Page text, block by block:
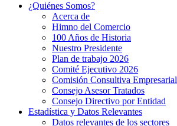
¿Quiénes Somos?
Acerca de
Himno del Comercio
100 Años de Historia
Nuestro Presidente
Plan de trabajo 2026
Comité Ejecutivo 2026
Comisión Consultiva Empresarial
Consejo Asesor Tratados
Consejo Directivo por Entidad
Estadística y Datos Relevantes
Datos relevantes de los sectores